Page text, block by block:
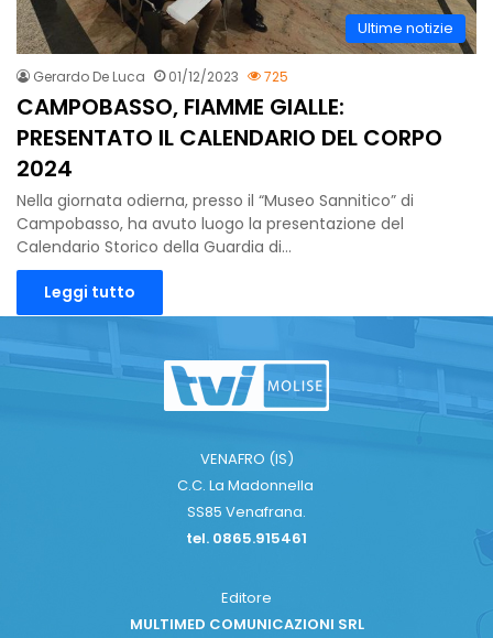
Ultime notizie
Gerardo De Luca 01/12/2023 725
CAMPOBASSO, FIAMME GIALLE:
PRESENTATO IL CALENDARIO DEL CORPO
2024
Nella giornata odierna, presso il “Museo Sannitico” di
Campobasso, ha avuto luogo la presentazione del
Calendario Storico della Guardia di…
Leggi tutto
VENAFRO (IS)
C.C. La Madonnella
SS85 Venafrana.
tel. 0865.915461
Editore
MULTIMED COMUNICAZIONI SRL